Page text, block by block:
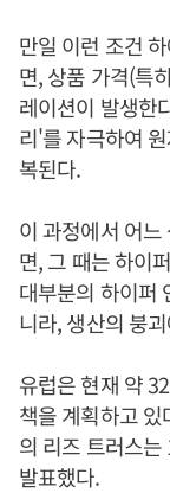
만일 이런 조건
면, 상품 가격(특
레이션이 발생한
리'를 자극하여
복된다.
이 과정에서 어
면, 그 때는 하이
대부분의 하이퍼
니라, 생산의 붕
유럽은 현재 약
책을 계획하고
의 리즈 트러스
발표했다.